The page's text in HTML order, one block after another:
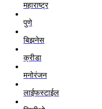
महाराष्ट्र
पुणे
बिझनेस
क्रीडा
मनोरंजन
लाईफस्टाईल